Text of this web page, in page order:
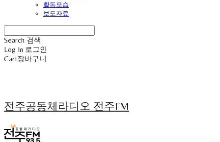
활동모습
보도자료
Search 검색
Log In 로그인
Cart장바구니
전주공동체라디오 전주FM